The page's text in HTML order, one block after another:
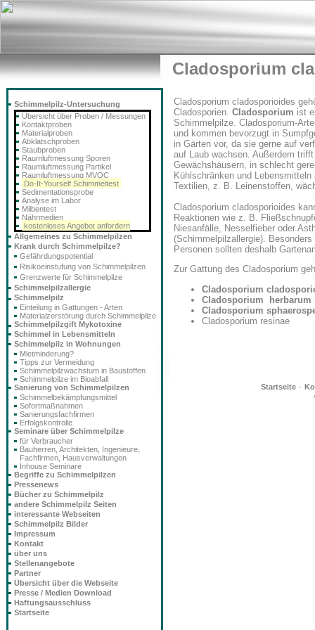
Cladosporium
Cladosporium cladosporioides
Cladosporien. Cladosporium ist
Schimmelpilze. Cladosporium-
und kommen bevorzugt in
in Gärten vor, da sie gerne auf
auf Laub wachsen. Außerdem
Gewächshäusern, in schlecht
Kühlschränken und Lebensmitteln
Textilien, z. B. Leinenstoffen,
Cladosporium cladosporioides
Reaktionen wie z. B.
Niesanfälle, Nesselfieber oder
(Schimmelpilzallergie).
Personen sollten deshalb
Zur Gattung des Cladosporium
Cladosporium
Cladosporium herbarum
Cladosporium
Cladosporium resinae
Startseite·
Schimmelpilz-Untersuchung
Übersicht über Proben / Messungen
Kontaktproben
Materialproben
Abklatschproben
Staubproben
Raumluftmessung Sporen
Raumluftmessung Partikel
Raumluftmessung MVOC
Do-It-Yourself Schimmeltest
Sedimentationsprobe
Analyse im Labor
Milbentest
Nährmedien
kostenloses Angebot anfordern
Allgemeines zu Schimmelpilzen
Krank durch Schimmelpilze?
Gefährdungspotential
Risikoeinstufung von Schimmelpilzen
Grenzwerte für Schimmelpilze
Schimmelpilzallergie
Schimmelpilz
Einteilung in Gattungen - Arten
Materialzerstörung durch Schimmelpilze
Schimmelpilzgift Mykotoxine
Schimmel in Lebensmitteln
Schimmelpilz in Wohnungen
Mietminderung?
Tipps zur Vermeidung
Schimmelpilzwachstum in Baustoffen
Schimmelpilze im Bioabfall
Sanierung von Schimmelpilzen
Schimmelbekämpfungsmittel
Sofortmaßnahmen
Sanierungsfachfirmen
Erfolgskontrolle
Seminare über Schimmelpilze
für Verbraucher
Bauherren, Architekten, Ingenieure,
Fachfirmen, Hausverwaltungen
Inhouse Seminare
Begriffe zu Schimmelpilzen
Pressenews
Bücher zu Schimmelpilz
andere Schimmelpilz Seiten
interessante Webseiten
Schimmelpilz Bilder
Impressum
Kontakt
über uns
Stellenangebote
Partner
Übersicht über die Webseite
Presse / Medien Download
Haftungsausschluss
Startseite